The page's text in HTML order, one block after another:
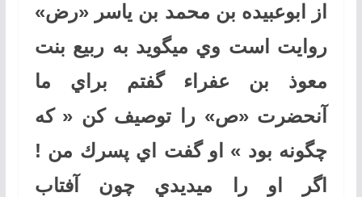
از ابوعبيده بن محمد بن ياسر «رض»
روايت است وي ميگويد به ربيع بنت
معوذ بن عفراء گفتم براي ما
آنحضرت «ص» را توصيف كن « كه
چگونه بود » او گفت اي پسرك من !
اگر او را ميديدي چون آفتاب